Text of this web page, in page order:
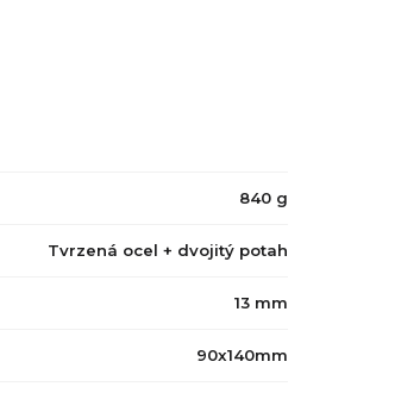
840 g
Tvrzená ocel + dvojitý potah
13 mm
90x140mm